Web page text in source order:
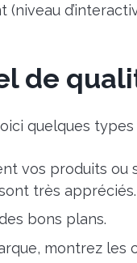
(niveau
de
quelques
vos produits ou
très appréciés.
bons plans.
montrez les